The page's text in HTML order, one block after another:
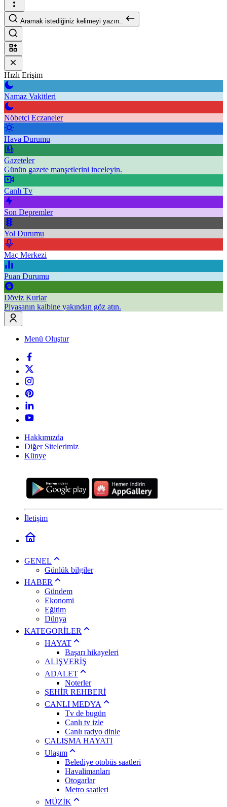
Aramak istediğiniz kelimeyi yazın..
Hızlı Erişim
Namaz Vakitleri
Nöbetçi Eczaneler
Hava Durumu
Gazeteler
Günün gazete manşetlerini inceleyin.
Canlı Tv
Son Depremler
Yol Durumu
Maç Merkezi
Puan Durumu
Döviz Kurlar
Piyasanın kalbine yakından göz atın.
Menü Oluştur
Hakkımızda
Diğer Sitelerimiz
Künye
İletişim
GENEL
Günlük bilgiler
HABER
Gündem
Ekonomi
Eğitim
Dünya
KATEGORİLER
HAYAT
Başarı hikayeleri
ALIŞVERİŞ
ADALET
Noterler
ŞEHİR REHBERİ
CANLI MEDYA
Tv de bugün
Canlı tv izle
Canlı radyo dinle
ÇALIŞMA HAYATI
Ulaşım
Belediye otobüs saatleri
Havalimanları
Otogarlar
Metro saatleri
MÜZİK